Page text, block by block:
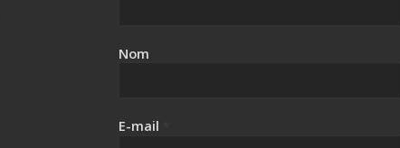
Nom
E-mail